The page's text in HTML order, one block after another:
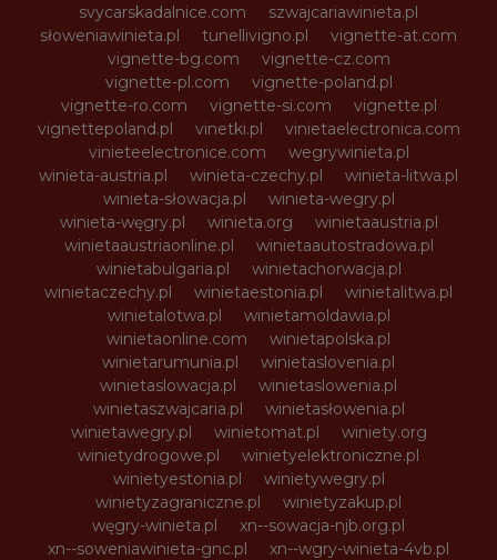
svycarskadalnice.com
szwajcariawinieta.pl
słoweniawinieta.pl
tunellivigno.pl
vignette-at.com
vignette-bg.com
vignette-cz.com
vignette-pl.com
vignette-poland.pl
vignette-ro.com
vignette-si.com
vignette.pl
vignettepoland.pl
vinetki.pl
vinietaelectronica.com
vinieteelectronice.com
wegrywinieta.pl
winieta-austria.pl
winieta-czechy.pl
winieta-litwa.pl
winieta-słowacja.pl
winieta-wegry.pl
winieta-węgry.pl
winieta.org
winietaaustria.pl
winietaaustriaonline.pl
winietaautostradowa.pl
winietabulgaria.pl
winietachorwacja.pl
winietaczechy.pl
winietaestonia.pl
winietalitwa.pl
winietalotwa.pl
winietamoldawia.pl
winietaonline.com
winietapolska.pl
winietarumunia.pl
winietaslovenia.pl
winietaslowacja.pl
winietaslowenia.pl
winietaszwajcaria.pl
winietasłowenia.pl
winietawegry.pl
winietomat.pl
winiety.org
winietydrogowe.pl
winietyelektroniczne.pl
winietyestonia.pl
winietywegry.pl
winietyzagraniczne.pl
winietyzakup.pl
węgry-winieta.pl
xn--sowacja-njb.org.pl
xn--soweniawinieta-gnc.pl
xn--wgry-winieta-4vb.pl